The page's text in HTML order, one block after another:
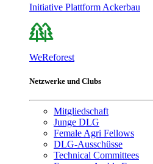
Initiative Plattform Ackerbau
WeReforest
Netzwerke und Clubs
Mitgliedschaft
Junge DLG
Female Agri Fellows
DLG-Ausschüsse
Technical Committees